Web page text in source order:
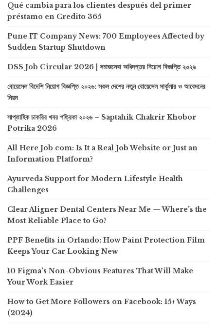
Qué cambia para los clientes después del primer
préstamo en Credito 365
Pune IT Company News: 700 Employees Affected by
Sudden Startup Shutdown
DSS Job Circular 2026 | সমাজসেবা অধিদপ্তর নিয়োগ বিজ্ঞপ্তি ২০২৬
বোয়েসেল বিদেশি নিয়োগ বিজ্ঞপ্তি ২০২৬: সকল দেশের নতুন বোয়েসেল সার্কুলার ও আবেদনের
নিয়ম
সাপ্তাহিক চাকরির খবর পত্রিকা ২০২৬ – Saptahik Chakrir Khobor
Potrika 2026
All Here Job com: Is It a Real Job Website or Just an
Information Platform?
Ayurveda Support for Modern Lifestyle Health
Challenges
Clear Aligner Dental Centers Near Me — Where’s the
Most Reliable Place to Go?
PPF Benefits in Orlando: How Paint Protection Film
Keeps Your Car Looking New
10 Figma’s Non-Obvious Features That Will Make
Your Work Easier
How to Get More Followers on Facebook: 15+ Ways
(2024)